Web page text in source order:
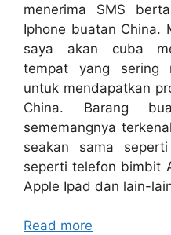
menerima SMS
Iphone buatan China.
saya akan cuba
tempat yang sering
untuk mendapatkan
China. Barang
sememangnya
seakan sama
seperti telefon bimbit
Apple Ipad dan lain-
Read more